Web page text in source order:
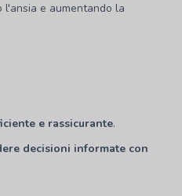
l'ansia e aumentando la
e rassicurante.
decisioni informate con